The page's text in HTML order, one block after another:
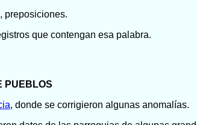
preposiciones.
que contengan esa palabra.
PUEBLOS
, donde se corrigieron algunas anomalías.